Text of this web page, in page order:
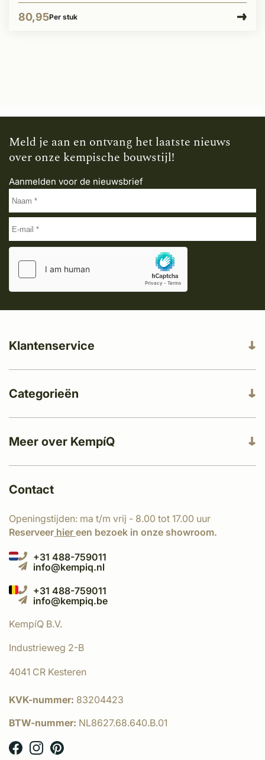
80,95Per stuk
Meld je aan en ontvang het laatste nieuws
over onze kempische bouwstijl!
Aanmelden voor de nieuwsbrief
Meer over KempíQ
Klantenservice
Categorieën
Contact
Openingstijden: ma t/m vrij - 8.00 tot 17.00 uur
Reserveer hier een bezoek in onze showroom.
+31 488-759011
info@kempiq.nl
+31 488-759011
info@kempiq.be
KempíQ B.V.
Industrieweg 2-B
4041 CR Kesteren
KVK-nummer: 83204423
BTW-nummer: NL8627.68.640.B.01